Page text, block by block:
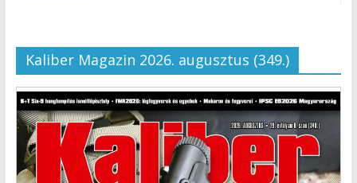
Kaliber Magazin 2026. augusztus (349.)